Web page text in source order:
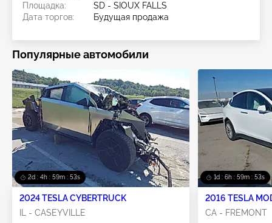
Площадка:
SD - SIOUX FALLS
Дата торгов:
Будущая продажа
Популярные автомобили
2d : 4h : 59m : 52s
2024 TESLA CYBERTRUCK
IL - CASEYVILLE
1d : 6h : 59m : 52s
2016 TESLA
CA - FREMONT